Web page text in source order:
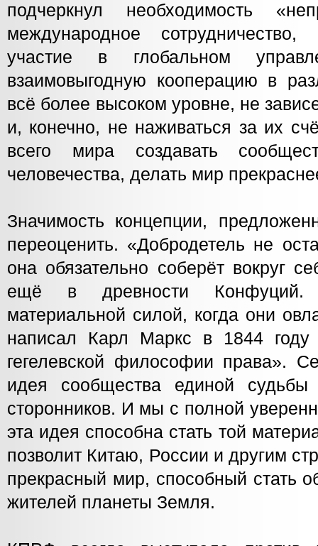
подчеркнул необходимость
международное сотрудничество,
участие в глобальном
взаимовыгодную кооперацию в
всё более высоком уровне, не
и, конечно, не наживаться за их
всего мира создавать
человечества, делать мир
Значимость концепции,
переоценить. «Добродетель не
она обязательно соберёт вокруг
ещё в древности Конфуций.
материальной силой, когда они
написал Карл Маркс в 1844 году
гегелевской философии права».
идея сообщества единой судьбы
сторонников. И мы с полной
эта идея способна стать той
позволит Китаю, России и другим
прекрасный мир, способный стать
жителей планеты Земля.